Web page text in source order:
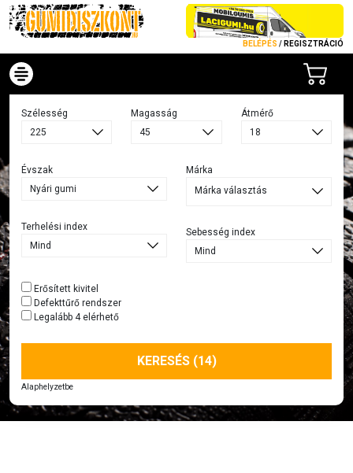
BELÉPÉS / REGISZTRÁCIÓ
Szélesség Magasság Átmérő
Évszak
Terhelési index
Márka
Márka választás
Sebesség index
Erősített kivitel
Defekttűrő rendszer
Legalább 4 elérhető
KERESÉS (14)
Alaphelyzetbe